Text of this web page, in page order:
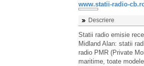
www.statii-radio-
Descriere
Statii radio emisie
Midland Alan: statii
radio PMR (Private
maritime, toate